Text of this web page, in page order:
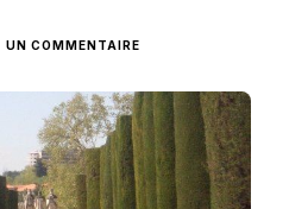
UN COMMENTAIRE
LINGUISTIQUE
DE
SAMANTHA
EN
ESPAGNE